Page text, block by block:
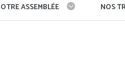
ASSEMBLÉE NOS